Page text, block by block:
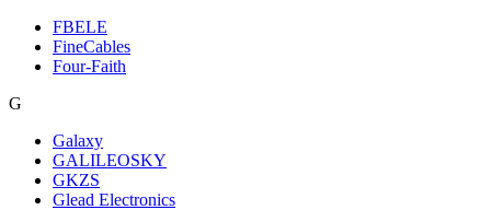
FBELE
FineCables
Four-Faith
G
Galaxy
GALILEOSKY
GKZS
Glead Electronics